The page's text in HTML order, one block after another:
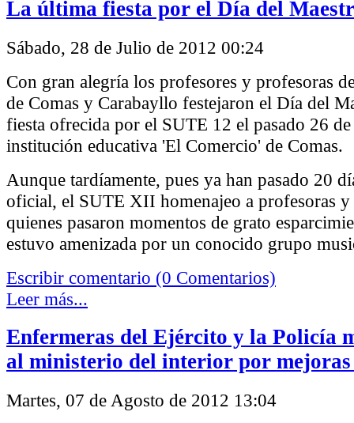
La última fiesta por el Día del
Sábado, 28 de Julio de 2012 00:24
Con gran alegría los profesores y profesoras
de Comas y Carabayllo festejaron el Día del
fiesta ofrecida por el SUTE 12 el pasado 26
institución educativa 'El Comercio' de Comas.
Aunque tardíamente, pues ya han pasado 20
oficial, el SUTE XII homenajeo a profesoras y
quienes pasaron momentos de grato
estuvo amenizada por un conocido grupo
Escribir comentario (0 Comentarios)
Leer más...
Enfermeras del Ejército y la Policía
al ministerio del interior por
Martes, 07 de Agosto de 2012 13:04